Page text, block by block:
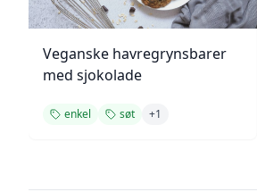
Veganske havregrynsbarer
med sjokolade
enkel søt +1